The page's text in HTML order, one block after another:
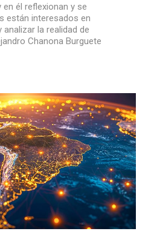
en él reflexionan y se
están interesados en
la realidad de
Chanona Burguete